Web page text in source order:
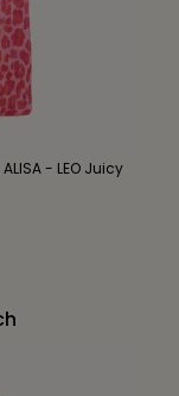
- LEO Juicy